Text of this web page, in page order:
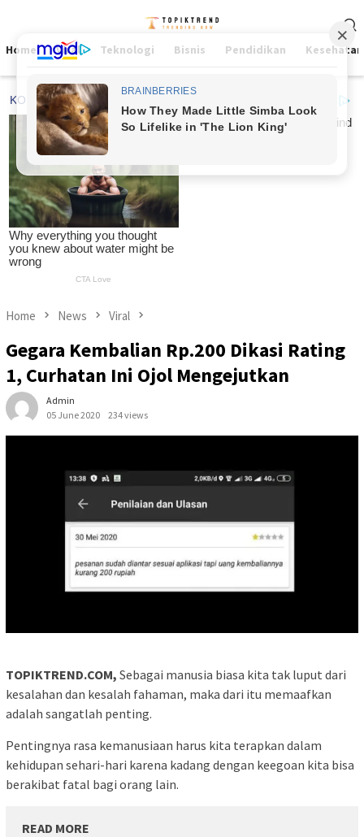
contentMenu
Home Viral Teknologi Bisnis Pendidikan Kesehatan
Home News Viral
Gegara Kembalian Rp.200 Dikasi Rating
1, Curhatan Ini Ojol Mengejutkan
Admin
05 June 2020
234 views
TOPIKTREND.COM, Sebagai manusia biasa kita tak luput dari
kesalahan dan kesalah fahaman, maka dari itu memaafkan
adalah sangatlah penting.
Pentingnya rasa kemanusiaan harus kita terapkan dalam
kehidupan sehari-hari karena kadang dengan keegoan kita bisa
berakibat fatal bagi orang lain.
READ MORE